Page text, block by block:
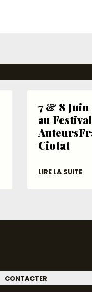
7 & 8 Juin
au
Ciotat
LIRE LA SUITE
CONTACTER